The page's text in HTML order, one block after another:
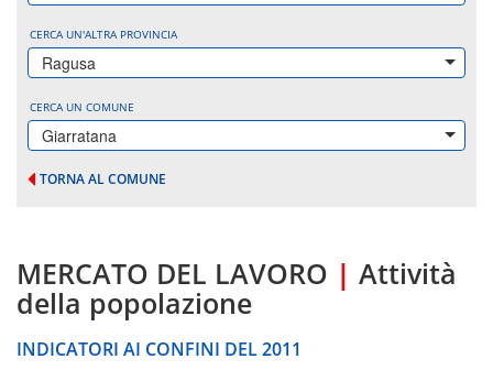
CERCA UN'ALTRA PROVINCIA
Ragusa
CERCA UN COMUNE
Giarratana
TORNA AL COMUNE
MERCATO DEL LAVORO | Attività
della popolazione
INDICATORI AI CONFINI DEL 2011